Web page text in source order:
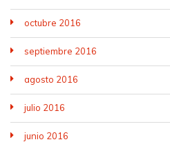
octubre 2016
septiembre 2016
agosto 2016
julio 2016
junio 2016